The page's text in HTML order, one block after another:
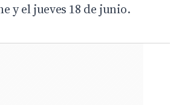
y el jueves 18 de junio.